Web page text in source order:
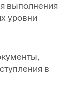
выполнения
уровни
в